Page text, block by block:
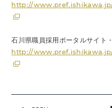
http://
石川県職員採用ポータルサイト
http://